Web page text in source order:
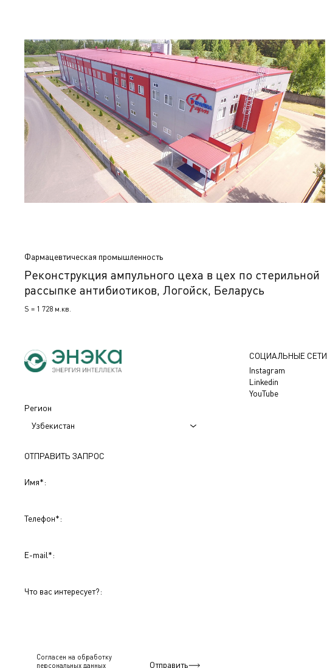
Фармацевтическая промышленность
Реконструкция ампульного цеха в цех по стерильной
рассыпке антибиотиков, Логойск, Беларусь
S = 1 728 м.кв.
Регион
Узбекистан
ОТПРАВИТЬ ЗАПРОС
Имя*:
Телефон*:
E-mail*:
Что вас интересует?:
Согласен на обработку
персональныx данных
Отправить
СОЦИАЛЬНЫЕ СЕТИ
Instagram
Linkedin
YouTube